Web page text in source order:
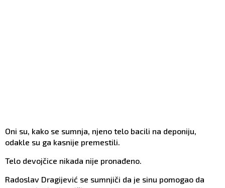
Oni su, kako se sumnja, njeno telo bacili na deponiju,
odakle su ga kasnije premestili.
Telo devojčice nikada nije pronađeno.
Radoslav Dragijević se sumnjiči da je sinu pomogao da